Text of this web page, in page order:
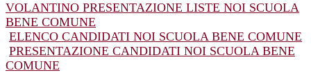
VOLANTINO PRESENTAZIONE LISTE NOI SCUOLA
BENE COMUNE
ELENCO CANDIDATI NOI SCUOLA BENE COMUNE
PRESENTAZIONE CANDIDATI NOI SCUOLA BENE
COMUNE